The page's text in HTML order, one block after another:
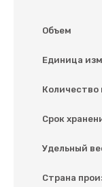
Объем
Единица
Количество
Срок
Удельный
Страна